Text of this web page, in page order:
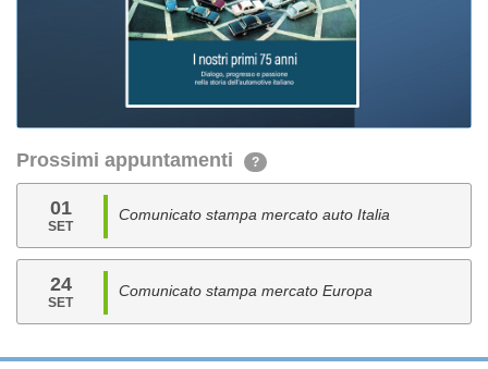
Prossimi appuntamenti ?
01
SET
Comunicato stampa mercato auto Italia
24
SET
Comunicato stampa mercato Europa